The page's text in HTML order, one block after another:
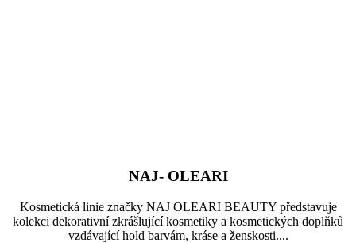
NAJ- OLEARI
Kosmetická linie značky NAJ OLEARI BEAUTY představuje
kolekci dekorativní zkrášlující kosmetiky a kosmetických doplňků
vzdávající hold barvám, kráse a ženskosti....